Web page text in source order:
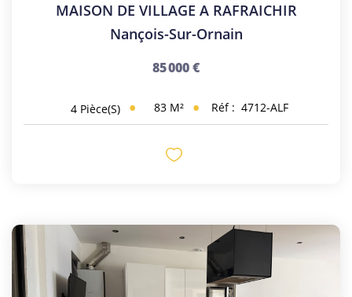
MAISON DE VILLAGE A RAFRAICHIR
Nançois-Sur-Ornain
85 000 €
4 Pièce(s) 83 M² Réf : 4712-ALF